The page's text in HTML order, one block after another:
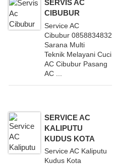
SERVIS AC
CIBUBUR
Service AC
Cibubur
Sarana Multi
Teknik Melayani Cuci
AC Cibubur Pasang
AC ...
SERVICE AC
KALIPUTU
KUDUS KOTA
Service AC Kaliputu
Kudus Kota